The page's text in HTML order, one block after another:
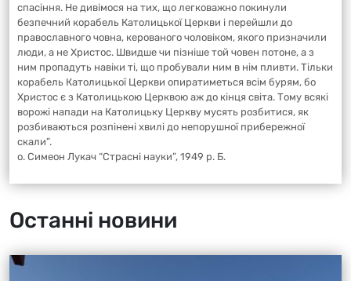
спасіння. Не дивімося на тих, що легковажно покинули
безпечний корабель Католицької Церкви і перейшли до
православного човна, керованого чоловіком, якого призначили
люди, а не Христос. Швидше чи пізніше той човен потоне, а з
ним пропадуть навіки ті, що пробували ним в нім пливти. Тільки
корабель Католицької Церкви опиратиметься всім бурям, бо
Христос є з Католицькою Церквою аж до кінця світа. Тому всякі
ворожі напади на Католицьку Церкву мусять розбитися, як
розбиваються розпінені хвилі до непорушної прибережної
скали”.
о. Симеон Лукач “Страсні науки”, 1949 р. Б.
Останні новини